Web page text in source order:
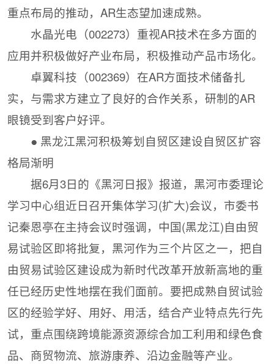
重点布局的推动，AR生态望加速成熟。
水晶光电（002273）重视AR技术在多方面的
应用并积极做好产业布局，积极推动产品市场化。
卓翼科技（002369）在AR方面技术储备扎
实，与需求方建立了良好的合作关系，研制的AR
眼镜受到客户好评。
● 黑龙江黑河积极筹划自贸区建设自贸区扩容
格局渐明
据6月3日的《黑河日报》报道，黑河市委理论
学习中心组近日召开集体学习(扩大)会议，市委书
记秦恩亭在主持会议时强调，中国(黑龙江)自由贸
易试验区即将批复，黑河作为三个片区之一，把自
由贸易试验区建设成为新时代改革开放新高地的重
任已经历史性地摆在我们面前。要把成熟自贸试验
区的经验学好、用好、用活，结合产业特点先行先
试，重点围绕跨境能源资源综合加工利用和绿色食
品、商贸物流、旅游康养、沿边金融等产业。